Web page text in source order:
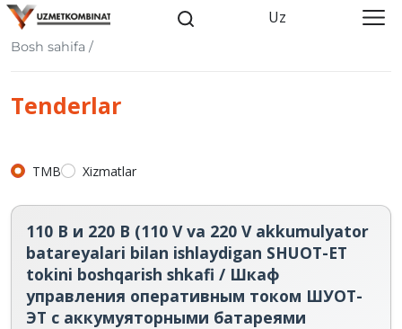
Uz
Bosh sahifa /
Tenderlar
TMB Xizmatlar
110 В и 220 В (110 V va 220 V akkumulyator
batareyalari bilan ishlaydigan SHUOT-ET
tokini boshqarish shkafi / Шкаф
управления оперативным током ШУОТ-
ЭТ с аккумуяторными батареями